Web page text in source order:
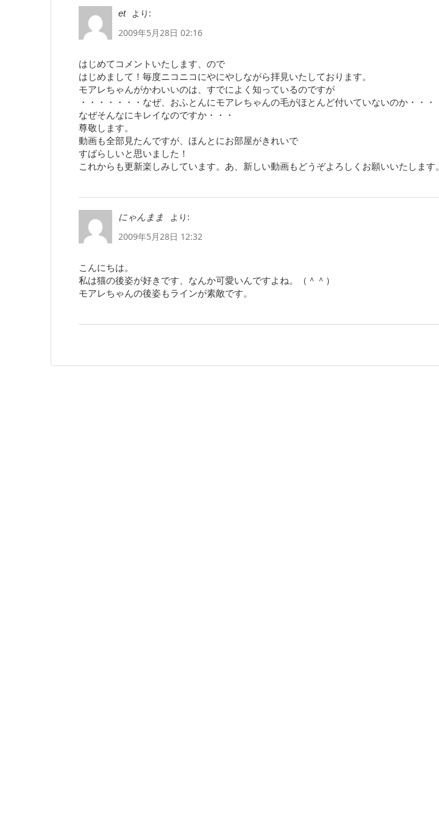
et
より:
2009年5月28日 02:16
はじめてコメントいたします、ので
はじめまして！毎度ニコニコにやにやしながら拝見いたしております。
モアレちゃんがかわいいのは、すでによく知っているのですが
・・・・・・・なぜ、おふとんにモアレちゃんの毛がほとんど付いていないのか・・・
なぜそんなにキレイなのですか・・・
尊敬します。
動画も全部見たんですが、ほんとにお部屋がきれいで
すばらしいと思いました！
これからも更新楽しみしています。あ、新しい動画もどうぞよろしくお願いいたします。
にゃんまま
より:
2009年5月28日 12:32
こんにちは。
私は猫の後姿が好きです、なんか可愛いんですよね。（＾＾）
モアレちゃんの後姿もラインが素敵です。